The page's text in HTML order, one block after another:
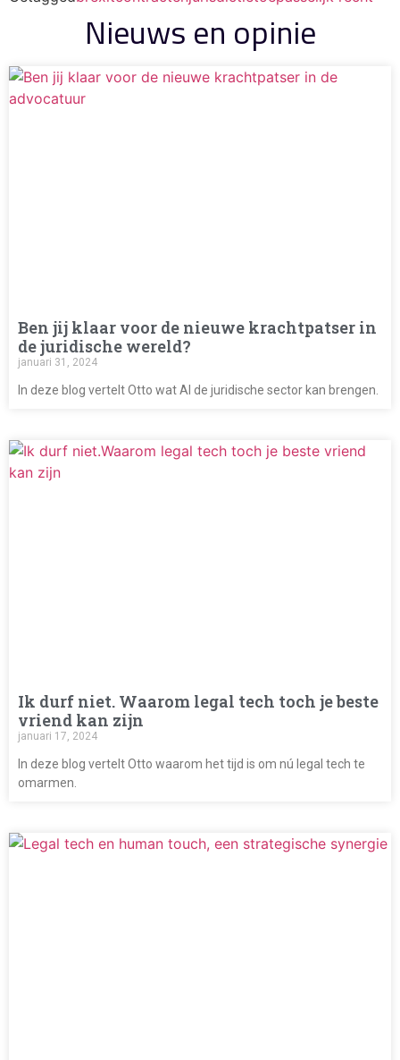
Nieuws en opinie
Ben jij klaar voor de nieuwe krachtpatser in
de juridische wereld?
januari 31, 2024
In deze blog vertelt Otto wat AI de juridische sector kan brengen.
Ik durf niet. Waarom legal tech toch je beste
vriend kan zijn
januari 17, 2024
In deze blog vertelt Otto waarom het tijd is om nú legal tech te
omarmen.